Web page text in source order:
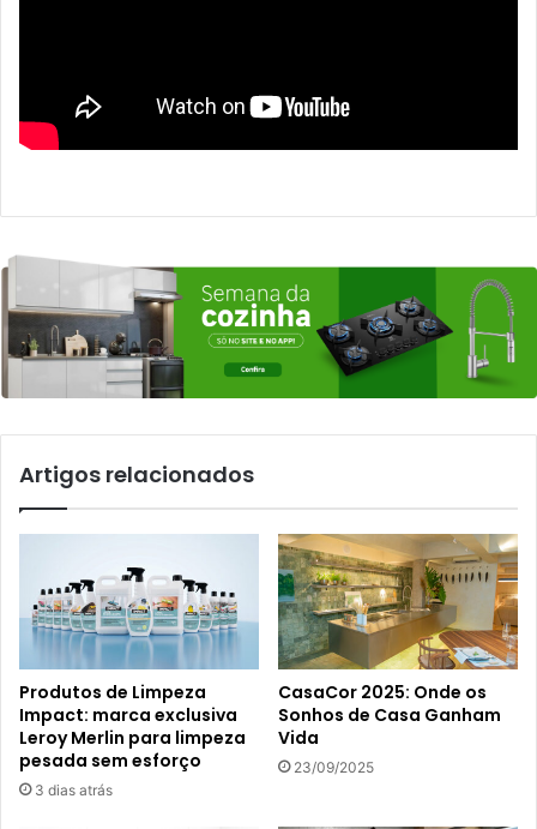
Artigos relacionados
Produtos de Limpeza
Impact: marca exclusiva
Leroy Merlin para limpeza
pesada sem esforço
3 dias atrás
CasaCor 2025: Onde os
Sonhos de Casa Ganham
Vida
23/09/2025